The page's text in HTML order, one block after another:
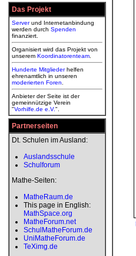
Das Projekt
Serverund Internetanbindung
werden durch Spenden
finanziert.
Organisiert wird das Projekt von
unserem Koordinatorenteam
Hunderte Mitgliederhelfen
ehrenamtlich in unseren
moderierten Foren
Anbieter der Seite ist der
gemeinnützige Verein
"Vorhilfe.de e.V.".
Partnerseiten
Dt. Schulen im Ausland:
Auslandsschule
Schulforum
Mathe-Seiten:
MatheRaum.de
This page in English:
MathSpace.org
MatheForum.net
SchulMatheForum.de
UniMatheForum.de
TeXimg.de